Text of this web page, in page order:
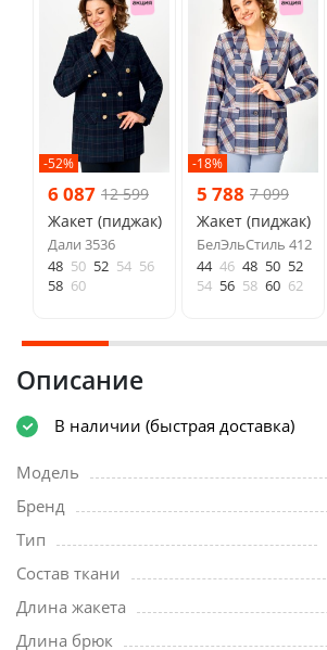
-52%
6 087 12 599
Жакет (пиджак)
Дали 3536
48 50 52 54 56
58 60
-18%
5 788 7 099
Жакет (пиджак)
БелЭльСтиль 412
44 46 48 50 52
54 56 58 60 62
Описание
В наличии (быстрая доставка)
Модель
Бренд
Тип
Состав ткани
Длина жакета
Длина брюк